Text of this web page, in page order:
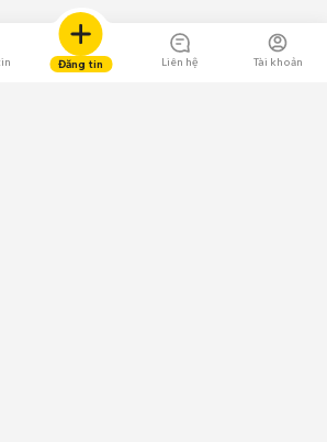
Đăng tin Liên hệ Tài khoản